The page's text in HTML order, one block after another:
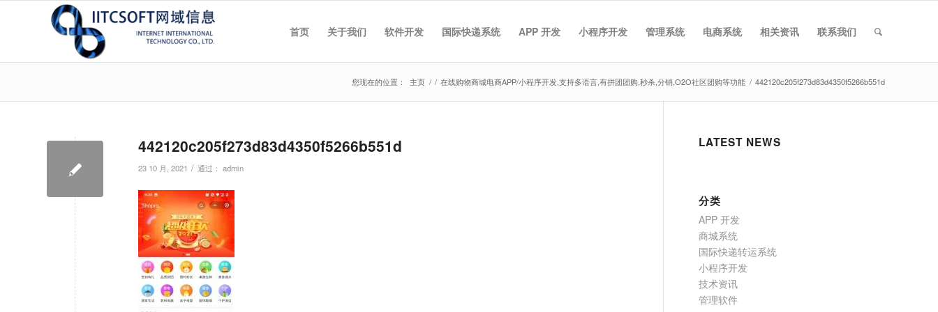
首页 关于我们 软件开发 国际快递系统 APP 开发 小程序开发 管理系统 电商系统 相关资讯 联系我们
您现在的位置： 主页 / / 在线购物商城电商APP/小程序开发,支持多语言,有拼团团购,秒杀,分销,O2O社区团购等功能 / 442120c205f273d83d4350f5266b551d
442120c205f273d83d4350f5266b551d
23 10 月, 2021 / 通过： admin
LATEST NEWS
分类
APP 开发
商城系统
国际快递转运系统
小程序开发
技术资讯
管理软件